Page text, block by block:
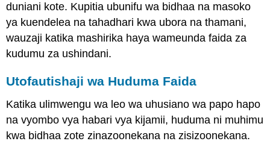
duniani kote. Kupitia ubunifu wa bidhaa na masoko
ya kuendelea na tahadhari kwa ubora na thamani,
wauzaji katika mashirika haya wameunda faida za
kudumu za ushindani.
Utofautishaji wa Huduma Faida
Katika ulimwengu wa leo wa uhusiano wa papo hapo
na vyombo vya habari vya kijamii, huduma ni muhimu
kwa bidhaa zote zinazoonekana na zisizoonekana.